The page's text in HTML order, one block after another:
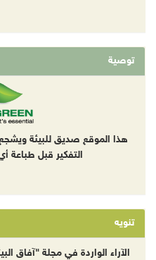
توصية
هذا الموقع صديق للبيئة
التفكير قبل طباعة
تنويه
الآراء الواردة في مجلة "آفاق